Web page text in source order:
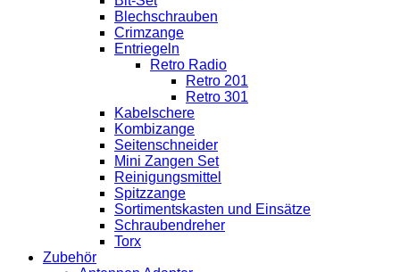
Blechschrauben
Crimzange
Entriegeln
Retro Radio
Retro 201
Retro 301
Kabelschere
Kombizange
Seitenschneider
Mini Zangen Set
Reinigungsmittel
Spitzzange
Sortimentskasten und Einsätze
Schraubendreher
Torx
Zubehör